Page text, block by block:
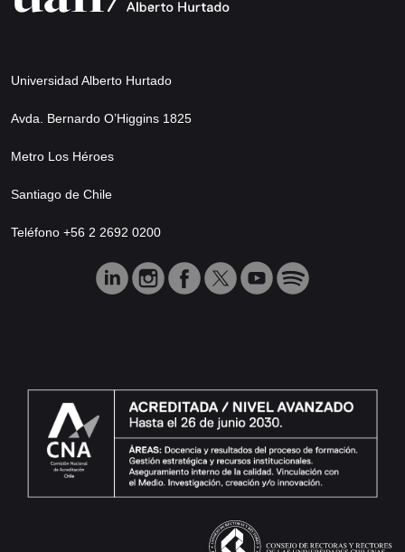
Universidad Alberto Hurtado
Avda. Bernardo O’Higgins 1825
Metro Los Héroes
Santiago de Chile
Teléfono +56 2 2692 0200